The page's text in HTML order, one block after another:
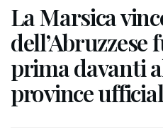
La Marsica
dell’Abruzzese
prima davanti
province